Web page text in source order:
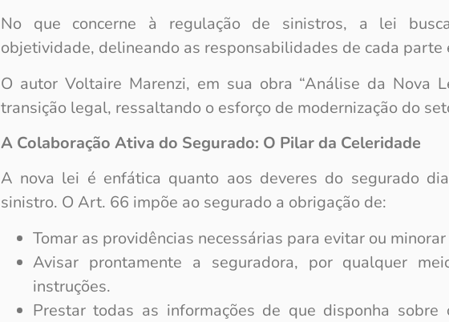
No que concerne à regulação de sinistros, a lei
objetividade, delineando as responsabilidades de cada parte
O autor Voltaire Marenzi, em sua obra “Análise da Nova
transição legal, ressaltando o esforço de modernização do
A Colaboração Ativa do Segurado: O Pilar da Celeridade
A nova lei é enfática quanto aos deveres do segurado
sinistro. O Art. 66 impõe ao segurado a obrigação de:
Tomar as providências necessárias para evitar ou
Avisar prontamente a seguradora, por qualquer
instruções.
Prestar todas as informações de que disponha sobre